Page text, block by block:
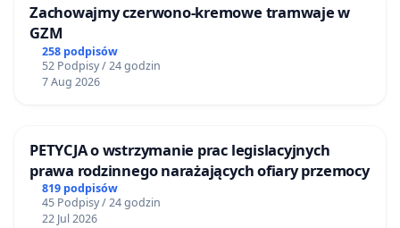
Zachowajmy czerwono-kremowe tramwaje w
GZM
258 podpisów
52 Podpisy / 24 godzin
7 Aug 2026
PETYCJA o wstrzymanie prac legislacyjnych
prawa rodzinnego narażających ofiary przemocy
819 podpisów
45 Podpisy / 24 godzin
22 Jul 2026